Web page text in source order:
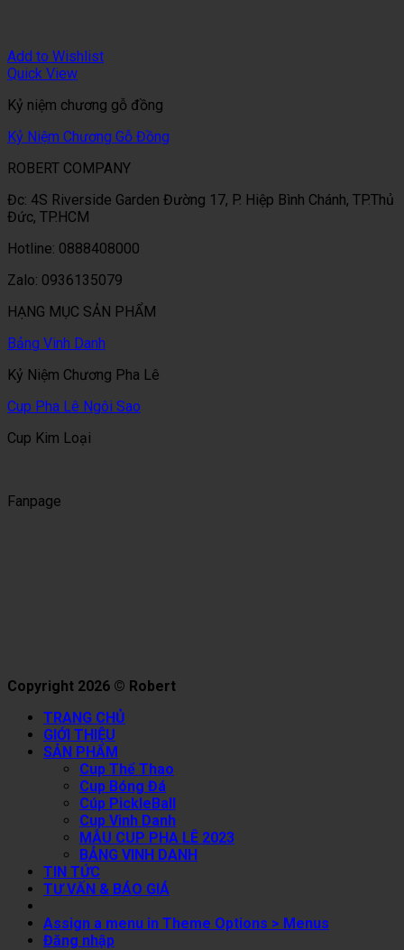
Add to Wishlist
Quick View
Kỷ niệm chương gỗ đồng
Kỷ Niệm Chương Gỗ Đồng
ROBERT COMPANY
Đc: 4S Riverside Garden Đường 17, P. Hiệp Bình Chánh, TP.Thủ
Đức, TP.HCM
Hotline: 0888408000
Zalo: 0936135079
HẠNG MỤC SẢN PHẨM
Bảng Vinh Danh
Kỷ Niệm Chương Pha Lê
Cup Pha Lê Ngôi Sao
Cup Kim Loại
Fanpage
Copyright 2026 © Robert
TRANG CHỦ
GIỚI THIỆU
SẢN PHẨM
Cup Thể Thao
Cup Bóng Đá
Cúp PickleBall
Cup Vinh Danh
MẪU CUP PHA LÊ 2023
BẢNG VINH DANH
TIN TỨC
TƯ VẤN & BÁO GIÁ
Assign a menu in Theme Options > Menus
Đăng nhập